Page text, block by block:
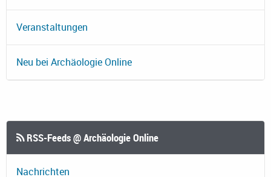
Veranstaltungen
Neu bei Archäologie Online
RSS-Feeds @ Archäologie Online
Nachrichten